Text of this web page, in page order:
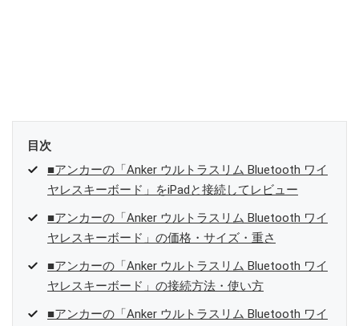
目次
■アンカーの「Anker ウルトラスリム Bluetooth ワイ
ヤレスキーボード」をiPadと接続してレビュー
■アンカーの「Anker ウルトラスリム Bluetooth ワイ
ヤレスキーボード」の価格・サイズ・重さ
■アンカーの「Anker ウルトラスリム Bluetooth ワイ
ヤレスキーボード」の接続方法・使い方
■アンカーの「Anker ウルトラスリム Bluetooth ワイ